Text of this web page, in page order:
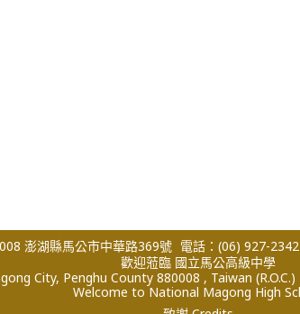
澎湖縣馬公市中華路369號 電話：(06) 927-2342
歡迎蒞臨 國立馬公高級中學
City, Penghu County 880008 , Taiwan (R.O.C.)
Welcome to National Magong High